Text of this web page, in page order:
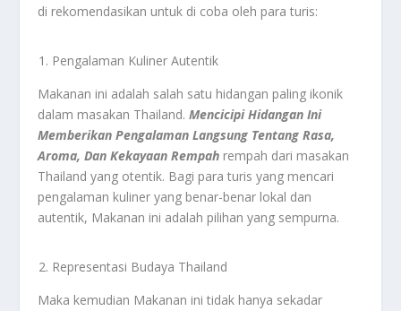
di rekomendasikan untuk di coba oleh para turis:
Pengalaman Kuliner Autentik
Makanan ini adalah salah satu hidangan paling ikonik
dalam masakan Thailand.Mencicipi Hidangan Ini
Memberikan Pengalaman Langsung Tentang Rasa,
Aroma, Dan Kekayaan Rempah rempah dari masakan
Thailand yang otentik. Bagi para turis yang mencari
pengalaman kuliner yang benar-benar lokal dan
autentik, Makanan ini adalah pilihan yang sempurna.
Representasi Budaya Thailand
Maka kemudian Makanan ini tidak hanya sekadar